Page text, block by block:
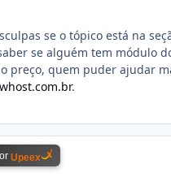
se o tópico está na
se alguém tem módulo
preço, quem puder ajudar
.